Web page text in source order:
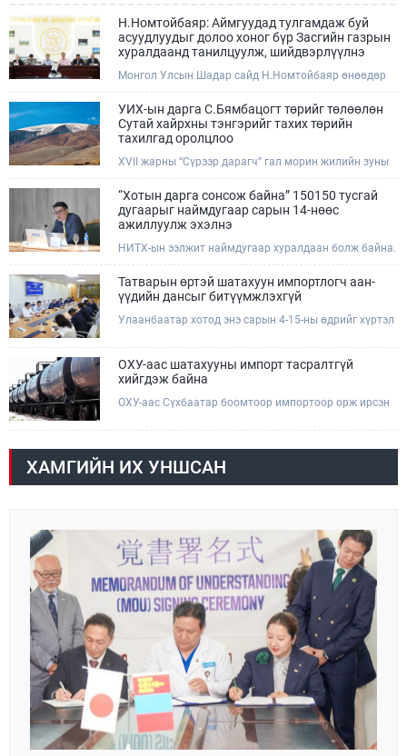
Н.Номтойбаяр: Аймгуудад тулгамдаж буй
асуудлуудыг долоо хоног бүр Засгийн газрын
хуралдаанд танилцуулж, шийдвэрлүүлнэ
Монгол Улсын Шадар сайд Н.Номтойбаяр өнөөдөр
сайдын 10 дугаар албан даалгавар, Улсын Онцгой
комиссын даргын 3 дугаар тушаалын хүрээнд
Өмнөговь аймагт байгаль орчин, уул уурхайн 358
зөрчил илрүүлж, 200 гаруйг нь арилгуулаад байна.
УИХ-ын дарга С.Бямбацогт төрийг төлөөлөн
Сутай хайрхны тэнгэрийг тахих төрийн
тахилгад оролцлоо
XVII жарны “Сүрээр дарагч” гал морин жилийн зуны
өдөр /2026.08.06/ Сутай хайрхны тэнгэрийг тайх
төрийн тахилга боллоо.
“Хотын дарга сонсож байна” 150150 тусгай
дугаарыг наймдугаар сарын 14-нөөс
ажиллуулж эхэлнэ
НИТХ-ын ээлжит наймдугаар хуралдаан болж байна.
захиргааны байгууллага, албан тушаалтанд 2025,
2026 оны эхний хагас жилийн байдлаар иргэдээс
ирсэн өргөдөл, гомдлын шийдвэрлэлтийн тайлан
мэдээллийг сонслоо.
Татварын өртэй шатахуун импортлогч аан-
үүдийн дансыг битүүмжлэхгүй
Улаанбаатар хотод энэ сарын 4-15-ны өдрийг хүртэл
шатахуун түгээх станцуудын өдрийн борлуулалт хоёр
дахин буурч нэг машиныг цэнэглэх хурд нэмэгдсэн
танилцууллаа.
ОХУ-аас шатахууны импорт тасралтгүй
хийгдэж байна
ОХУ-аас Сүхбаатар боомтоор импортоор орж ирсэн
АИ-92 автобензин орж иржээ.
ХАМГИЙН ИХ УНШСАН